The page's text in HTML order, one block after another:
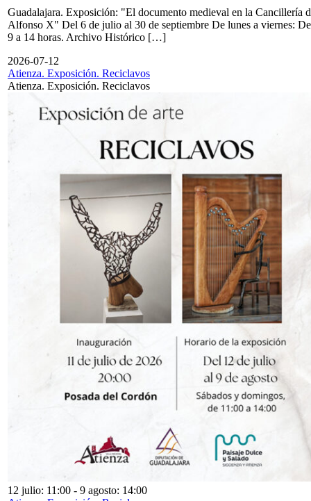
Guadalajara. Exposición: "El documento medieval en la Cancillería
Alfonso X" Del 6 de julio al 30 de septiembre De lunes a viernes: De
9 a 14 horas. Archivo Histórico […]
2026-07-12
Atienza. Exposición. Reciclavos
Atienza. Exposición. Reciclavos
12 julio: 11:00 - 9 agosto: 14:00